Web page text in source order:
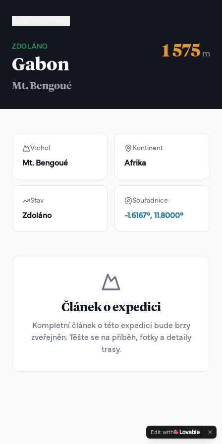
ZDOLÁNO
Gabon
Mt. Bengoué
1 575 m
Vrchol
Mt. Bengoué
Kontinent
Afrika
Stav
Zdoláno
Souřadnice
-1.6167°, 11.8000°
Článek o expedici
Kompletní článek o této expedici bude brzy
zveřejněn. Těšte se na příběh, fotky a detaily
trasy.
Edit with